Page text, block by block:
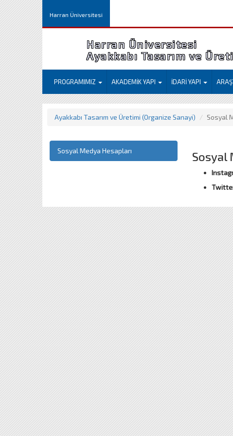
Harran Üniversitesi
Harran Üniversitesi
Ayakkabı Tasarım ve
PROGRAMIMIZ AKADEMİK YAPI İDARİ YAPI
Ayakkabı Tasarım ve Üretimi (Organize Sanayi) Sosyal
Sosyal Medya Hesapları Sosyal